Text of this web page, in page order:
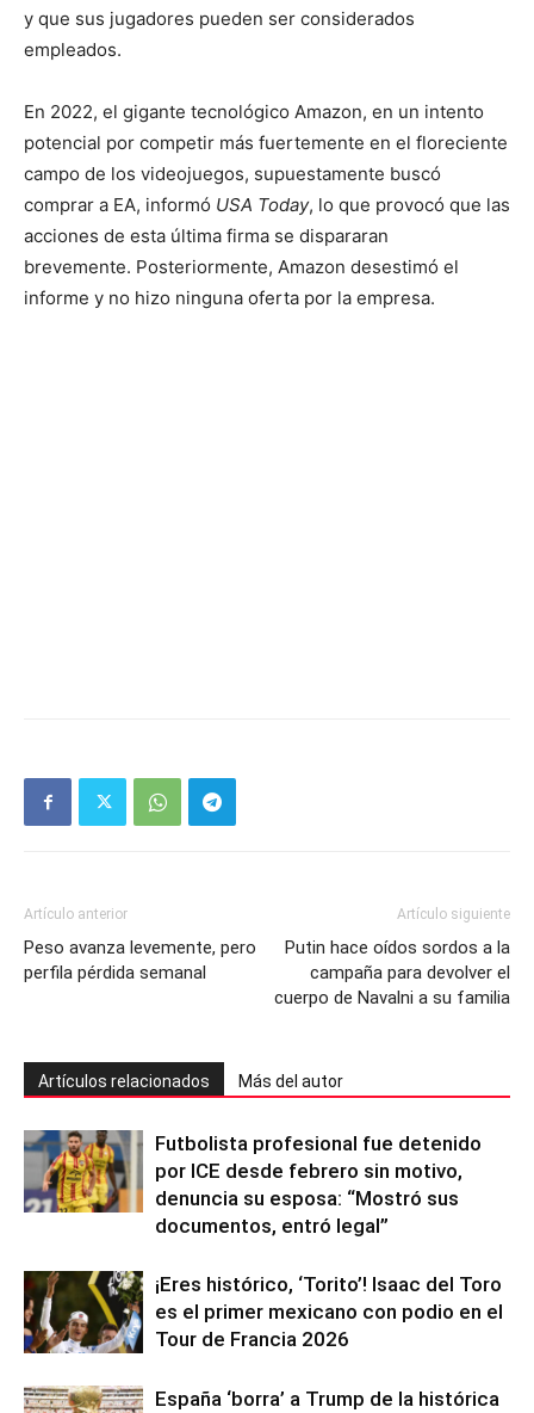
y que sus jugadores pueden ser considerados
empleados.
En 2022, el gigante tecnológico Amazon, en un intento
potencial por competir más fuertemente en el floreciente
campo de los videojuegos, supuestamente buscó
comprar a EA, informó USA Today, lo que provocó que las
acciones de esta última firma se dispararan
brevemente. Posteriormente, Amazon desestimó el
informe y no hizo ninguna oferta por la empresa.
Artículo anterior
Peso avanza levemente, pero
perfila pérdida semanal
Artículo siguiente
Putin hace oídos sordos a la
campaña para devolver el
cuerpo de Navalni a su familia
Artículos relacionados Más del autor
Futbolista profesional fue detenido
por ICE desde febrero sin motivo,
denuncia su esposa: “Mostró sus
documentos, entró legal”
¡Eres histórico, ‘Torito’! Isaac del Toro
es el primer mexicano con podio en el
Tour de Francia 2026
España ‘borra’ a Trump de la histórica